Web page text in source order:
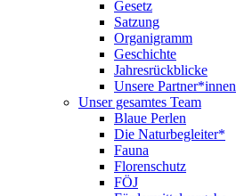
Gesetz
Satzung
Organigramm
Geschichte
Jahresrückblicke
Unsere Partner*innen
Unser gesamtes Team
Blaue Perlen
Die Naturbegleiter*
Fauna
Florenschutz
FÖJ